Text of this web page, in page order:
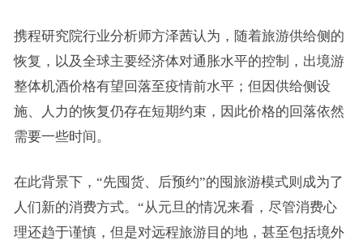
携程研究院行业分析师方泽茜认为，随着旅游供给侧的
恢复，以及全球主要经济体对通胀水平的控制，出境游
整体机酒价格有望回落至疫情前水平；但因供给侧设
施、人力的恢复仍存在短期约束，因此价格的回落依然
需要一些时间。
在此背景下，“先囤货、后预约”的囤旅游模式则成为了
人们新的消费方式。“从元旦的情况来看，尽管消费心
理还趋于谨慎，但是对远程旅游目的地，甚至包括境外